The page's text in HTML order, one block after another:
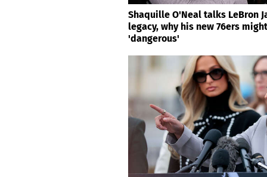
Shaquille O'Neal talks LeBron
legacy, why his new 76ers
'dangerous'